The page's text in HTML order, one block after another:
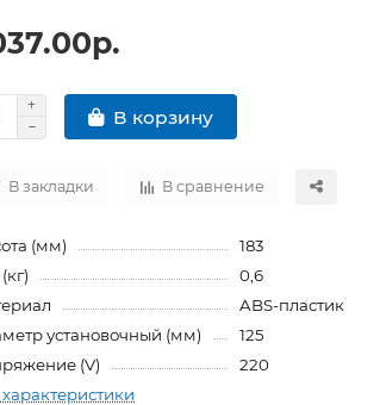
В корзину
В закладки В сравнение
(мм)
183
0,6
ABS-пластик
установочный (мм)
125
(V)
220